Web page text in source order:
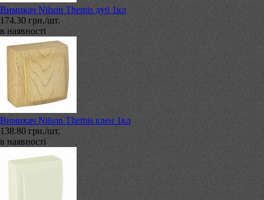
Вимикач Nilson Themis дуб 1кл
174.30 грн./шт.
в наявності
Вимикач Nilson Themis клен 1кл
138.80 грн./шт.
в наявності